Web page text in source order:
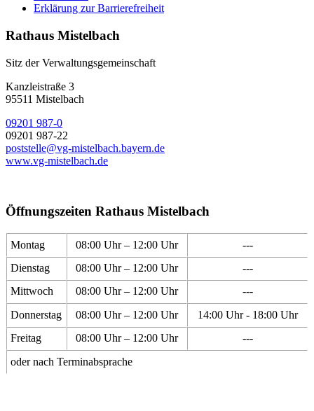
Erklärung zur Barrierefreiheit
Rathaus Mistelbach
Sitz der Verwaltungsgemeinschaft
Kanzleistraße 3
95511 Mistelbach
09201 987-0
09201 987-22
poststelle@vg-mistelbach.bayern.de
www.vg-mistelbach.de
Öffnungszeiten Rathaus Mistelbach
Montag 08:00 Uhr – 12:00 Uhr
---
Dienstag
08:00 Uhr – 12:00 Uhr
---
Mittwoch
08:00 Uhr – 12:00 Uhr
---
Donnerstag
08:00 Uhr – 12:00 Uhr
14:00 Uhr - 18:00 Uhr
Freitag
08:00 Uhr – 12:00 Uhr
---
oder nach Terminabsprache